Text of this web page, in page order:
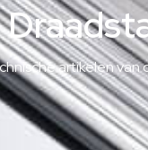
artikelen van